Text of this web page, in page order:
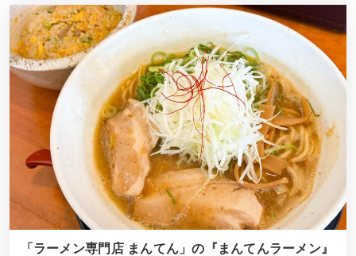
「ラーメン専門店 まんてん」の『まんてんラーメン』